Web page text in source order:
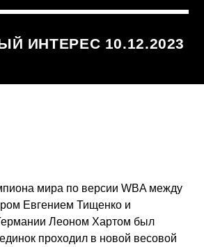
программы об истории
- время московское (GMT+3).
ИНТЕРЕС 10.12.2023
мира по версии WBA между
Евгением Тищенко и
Леоном Хартом был
проходил в новой весовой